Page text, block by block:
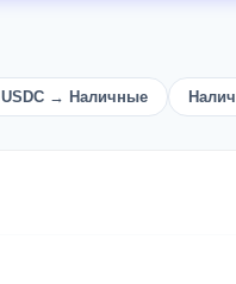
USDC → Наличные